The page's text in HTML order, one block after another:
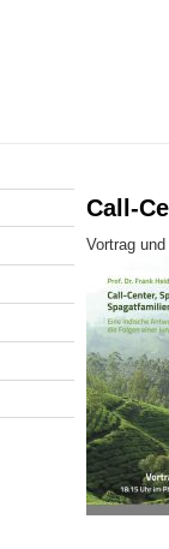
Call-
Vortrag